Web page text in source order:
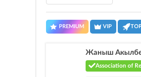
PREMIUM VIP
Жаныш
Association of